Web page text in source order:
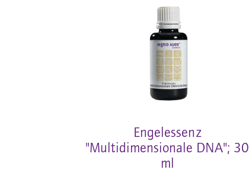
Engelessenz
"Multidimensionale DNA"; 30
ml